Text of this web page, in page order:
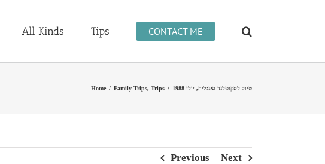
All Kinds Tips CONTACT ME
Home / Family Trips, Trips / טיול לסקוטלנד ואנגליה, יולי 1988
Previous Next